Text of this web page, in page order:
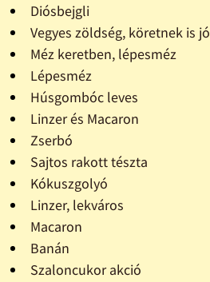
Diósbejgli
Vegyes zöldség, köretnek is jó
Méz keretben, lépesméz
Lépesméz
Húsgombóc leves
Linzer és Macaron
Zserbó
Sajtos rakott tészta
Kókuszgolyó
Linzer, lekváros
Macaron
Banán
Szaloncukor akció